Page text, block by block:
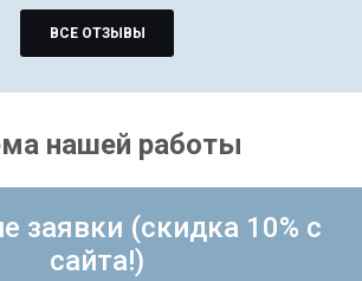
ВСЕ ОТЗЫВЫ
нашей работы
заявки (скидка 10% с
сайта!)